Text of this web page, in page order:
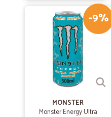
-9%
MONSTER
Monster Energy Ultra